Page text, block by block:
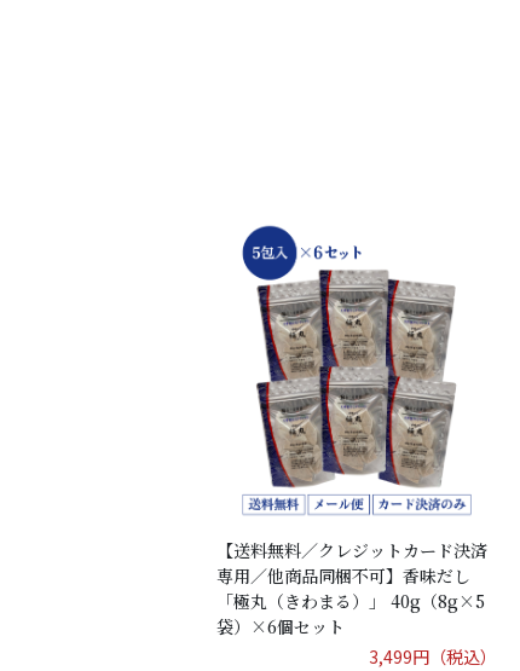
【送料無料／クレジットカード決済
専用／他商品同梱不可】香味だし
「極丸（きわまる）」 40g（8g×5
袋）×6個セット
3,499円（税込）